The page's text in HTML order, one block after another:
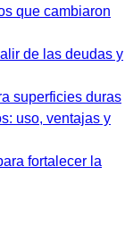
que cambiaron
de las deudas y
superficies duras
uso, ventajas y
fortalecer la